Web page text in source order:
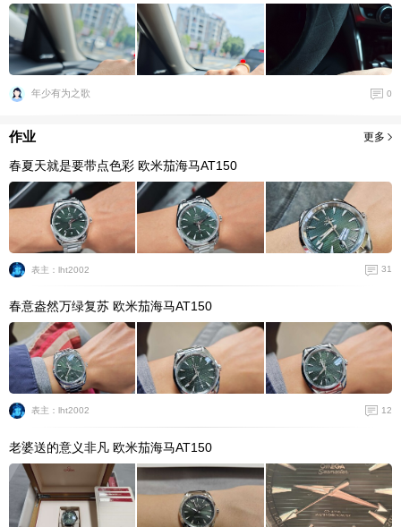
年少有为之歌 0
作业 更多
春夏天就是要带点色彩 欧米茄海马AT150
表主：lht2002 31
春意盎然万绿复苏 欧米茄海马AT150
表主：lht2002 12
老婆送的意义非凡 欧米茄海马AT150